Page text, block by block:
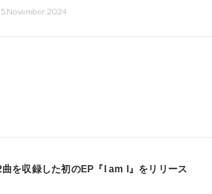
を収録した初のEP『I am I』をリリース